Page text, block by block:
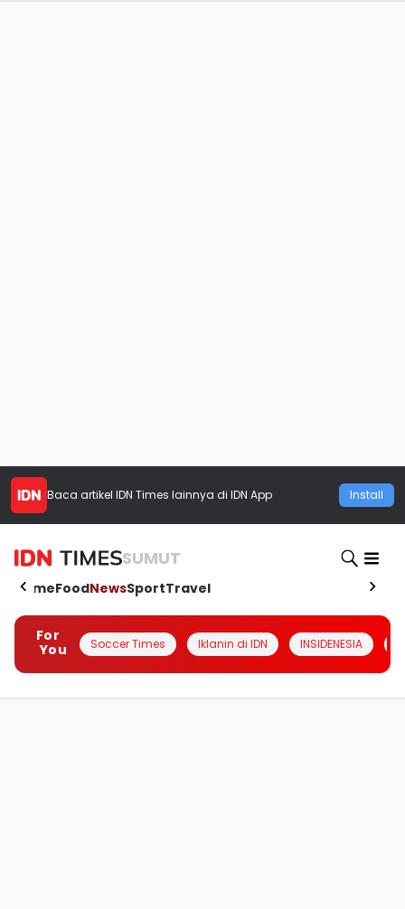
Baca artikel IDN Times lainnya di IDN App Install
SUMUT
HomeFoodNewsSportTravel
For
You
Soccer Times Iklanin di IDN INSIDENESIA